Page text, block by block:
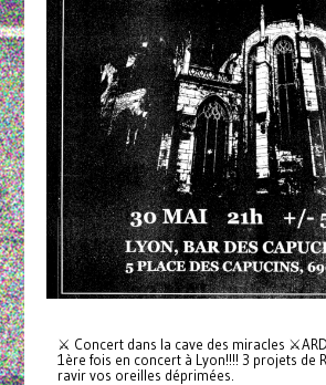
⚔ Concert dans la cave des miracles
1ère fois en concert à Lyon!!!! 3 projets de
ravir vos oreilles déprimées.